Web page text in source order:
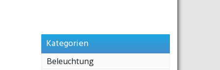
Kategorien
Beleuchtung